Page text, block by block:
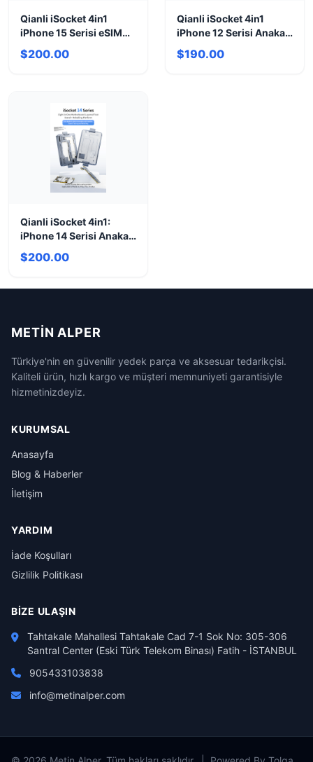
Qianli iSocket 4in1
iPhone 15 Serisi eSIM
US Test Cihazı
$200.00
Qianli iSocket 4in1
iPhone 12 Serisi Anakart
Test Cihazı
$190.00
Qianli iSocket 4in1:
iPhone 14 Serisi Anakart
Test Cihazı
$200.00
METIN ALPER
Türkiye'nin en güvenilir yedek parça ve aksesuar tedarikçisi.
Kaliteli ürün, hızlı kargo ve müşteri memnuniyeti garantisiyle
hizmetinizdeyiz.
KURUMSAL
Anasayfa
Blog & Haberler
İletişim
YARDIM
İade Koşulları
Gizlilik Politikası
BIZE ULAŞIN
Tahtakale Mahallesi Tahtakale Cad 7-1 Sok No: 305-306
Santral Center (Eski Türk Telekom Binası) Fatih - İSTANBUL
905433103838
info@metinalper.com